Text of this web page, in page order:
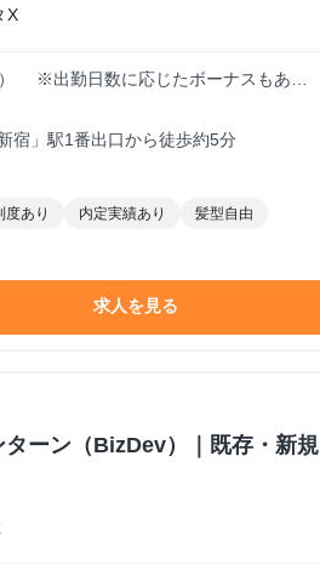
X
） ※出勤日数に応じたボーナスもあ
歓迎！！！
宿」駅1番出口から徒歩約5分
度あり 内定実績あり
髪型自由
求人を見る
ーン（BizDev）｜既存・新規